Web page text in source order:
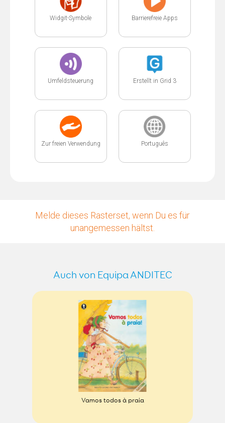
Widgit-Symbole Barrierefreie Apps
Umfeldsteuerung Erstellt in Grid 3
Zur freien Verwendung Português
Melde dieses Rasterset, wenn Du es für
unangemessen hältst.
Auch von Equipa ANDITEC
Vamos todos à praia